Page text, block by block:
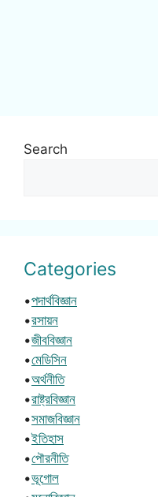
Search
Categories
•পদার্থবিজ্ঞান
•রসায়ন
•জীববিজ্ঞান
•মেডিসিন
•অর্থনীতি
•রাষ্ট্রবিজ্ঞান
•সমাজবিজ্ঞান
•ইতিহাস
•পৌরনীতি
•ভূগোল